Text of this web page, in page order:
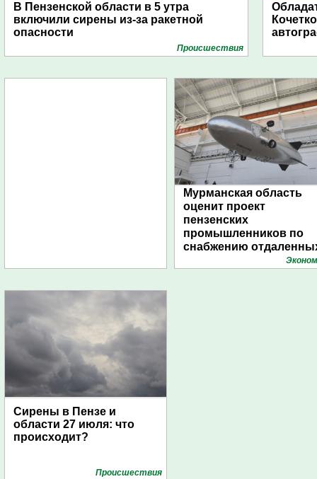
В Пензенской области в 5 утра
включили сирены из-за ракетной
опасности
Проиcшествия
Мурманская область
оценит проект
пензенских
промышленников по
снабжению
поселений с помощью
Сирены в Пензе и
области 27 июля: что
происходит?
Проиcшествия